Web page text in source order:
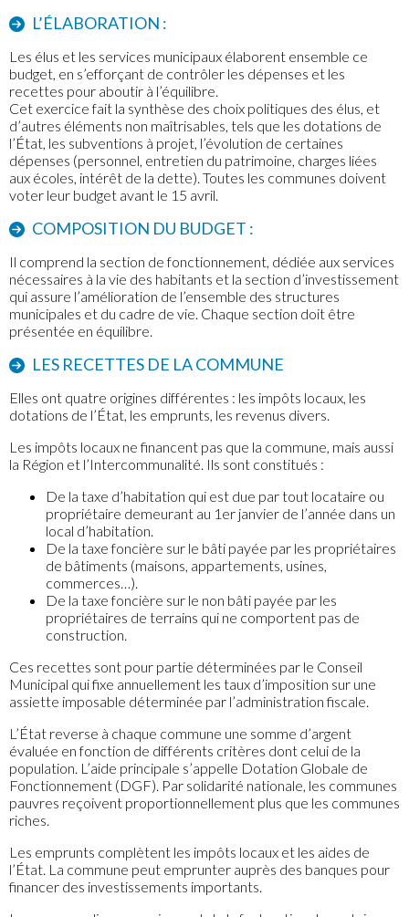
L’ÉLABORATION :
Les élus et les services municipaux élaborent ensemble ce
budget, en s’efforçant de contrôler les dépenses et les
recettes pour aboutir à l’équilibre.
Cet exercice fait la synthèse des choix politiques des élus, et
d’autres éléments non maîtrisables, tels que les dotations de
l’État, les subventions à projet, l’évolution de certaines
dépenses (personnel, entretien du patrimoine, charges liées
aux écoles, intérêt de la dette). Toutes les communes doivent
voter leur budget avant le 15 avril.
COMPOSITION DU BUDGET :
Il comprend la section de fonctionnement, dédiée aux services
nécessaires à la vie des habitants et la section d’investissement
qui assure l’amélioration de l’ensemble des structures
municipales et du cadre de vie. Chaque section doit être
présentée en équilibre.
LES RECETTES DE LA COMMUNE
Elles ont quatre origines différentes : les impôts locaux, les
dotations de l’État, les emprunts, les revenus divers.
Les impôts locaux ne financent pas que la commune, mais aussi
la Région et l’Intercommunalité. Ils sont constitués :
De la taxe d’habitation qui est due par tout locataire ou
propriétaire demeurant au 1er janvier de l’année dans un
local d’habitation.
De la taxe foncière sur le bâti payée par les propriétaires
de bâtiments (maisons, appartements, usines,
commerces…).
De la taxe foncière sur le non bâti payée par les
propriétaires de terrains qui ne comportent pas de
construction.
Ces recettes sont pour partie déterminées par le Conseil
Municipal qui fixe annuellement les taux d’imposition sur une
assiette imposable déterminée par l’administration fiscale.
L’État reverse à chaque commune une somme d’argent
évaluée en fonction de différents critères dont celui de la
population. L’aide principale s’appelle Dotation Globale de
Fonctionnement (DGF). Par solidarité nationale, les communes
pauvres reçoivent proportionnellement plus que les communes
riches.
Les emprunts complètent les impôts locaux et les aides de
l’État. La commune peut emprunter auprès des banques pour
financer des investissements importants.